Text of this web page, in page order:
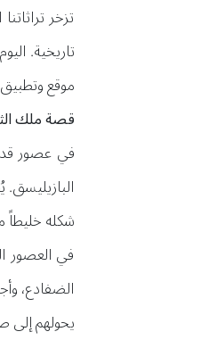
تزخر
تاريخية.
موقع
قصة ملك
في عصور
شكله خليطاً
في العصور
الضفادع،
يحولهم إلى